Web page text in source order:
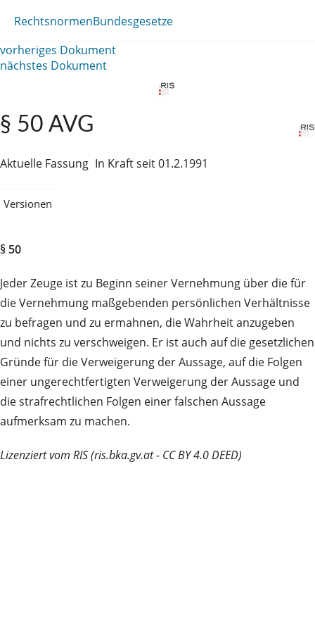
RechtsnormenBundesgesetze
vorheriges Dokument
nächstes Dokument
§ 50 AVG
Aktuelle Fassung In Kraft seit 01.2.1991
Versionen
§ 50
Jeder Zeuge ist zu Beginn seiner Vernehmung über die für
die Vernehmung maßgebenden persönlichen Verhältnisse
zu befragen und zu ermahnen, die Wahrheit anzugeben
und nichts zu verschweigen. Er ist auch auf die gesetzlichen
Gründe für die Verweigerung der Aussage, auf die Folgen
einer ungerechtfertigten Verweigerung der Aussage und
die strafrechtlichen Folgen einer falschen Aussage
aufmerksam zu machen.
Lizenziert vom RIS (ris.bka.gv.at - CC BY 4.0 DEED)